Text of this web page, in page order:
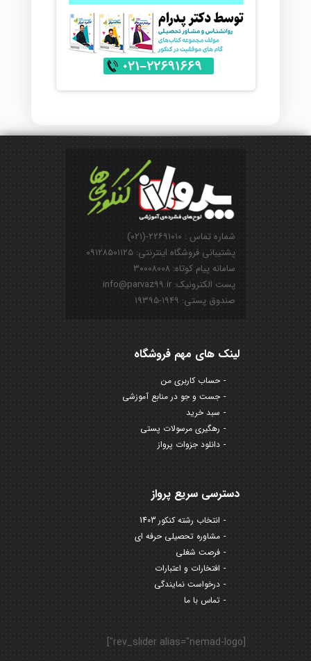
شماره تماس : ۲۲۶۹۱۰۱۰-(۰۲۱)
پشتیبانی فروشگاه اینترنتی: ۰۹۱۲۸۵۰۱۱۲۵
سامانه پیام کوتاه: ۳۰۰۰۸۰۰۸
پست الکترونیک: info@parvaz99.ir
صندوق پستی: ۱۹۴۹-۱۹۳۹۵
لینک های مهم فروشگاه
حساب کاربری من
جست و جو در منابع آموزشی
سبد خرید
رهگیری مرسولات پستی
دانلود جزوات پرواز
دسترسی سریع پرواز
انتخاب رشته کنکور 1403
مشاوره تحصیلی حرفه ای
فرصت شغلی
افتخارات و اعتبارات
درخواست نمایندگی
تماس با ما
[rev_slider alias="nemad-logo"]